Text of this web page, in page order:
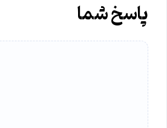
پاسخ شما